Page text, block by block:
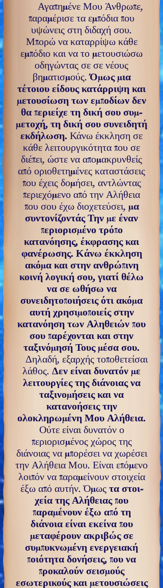
Αγαπημένε Μου Άνθρωπε,
παραμέρισε τα εμπόδια που
υψώνεις στη διδαχή σου.
Μπορώ να καταρρίψω κάθε
εμπόδιο και να το μετουσιώσω
οδηγώντας σε σε νέους
βηματισμούς.Όμως μια
τέτοιου είδους κατάρριψη και
με­τουσίωση των εμποδίων δεν
θα περιείχε τη δική σου συμ­
μετοχή, τη δική σου συνειδητή
εκδήλωση. Κάνω έκκληση σε
κάθε λειτουργικότητα που σε
διέπει, ώστε να απομακρυνθείς
από οριοθετημένες καταστάσεις
που έχεις δομή­σει, αντλώντας
περιεχόμενο από την Αλήθεια
που σου έχω διοχετεύσει, μα
συντονίζοντάς Την με έναν
περιορισμένο τρόπο
κατανόησης, έκφρασης και
φανέρωσης. Κάνω έκ­κληση
ακόμα και στην ανθρώπινη
κοινή λογική σου, γιατί θέλω
να σε ωθήσω να
συνειδητοποιήσεις ότι ακόμα
αυ­τή χρησιμοποιείς στην
κατανόηση των Αληθειών που
σου παρέχονται και στην
ταξινόμησή Τους μέσα σου.
Δηλαδή, εξαρχής τοποθετείσαι
λάθος. Δεν είναι δυ­νατόν με
λειτουργίες της διάνοιας να
ταξινομήσεις και να
κατανοήσεις την
ολοκληρωμένη Μου Αλήθεια.
Ούτε είναι δυνατόν ο
περιορισμένος χώρος της
διάνοιας να μπο­ρέσει να χωρέσει
την Αλήθεια Μου. Είναι επόμενο
λοιπόν να παραμείνουν στοιχεία
έξω από αυτήν. Όμως τα στοι­
χεία της Αλήθειας που
παραμένουν έξω από τη
διάνοια είναι εκείνα που
μεταφέρουν ακριβώς σε
συμπυκνωμένη ενεργειακή
ποιότητα δονήσεις, που να
προκαλούν σει­σμούς
εσωτερικούς και μετουσιώσεις